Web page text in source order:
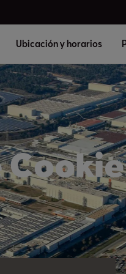
Ubicación y horarios